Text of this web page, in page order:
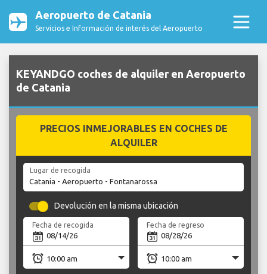
Aeropuerto de Catania
Servicios e Información de interés del Aeropuerto
KEYANDGO coches de alquiler en Aeropuerto
de Catania
PRECIOS INMEJORABLES EN COCHES DE
ALQUILER
Lugar de recogida
Devolución en la misma ubicación
Fecha de recogida Fecha de regreso